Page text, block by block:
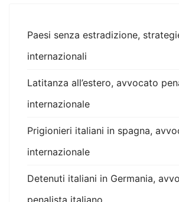
Paesi senza estradizione,
internazionali
Latitanza all’estero, avvocato
internazionale
Prigionieri italiani in spagna,
internazionale
Detenuti italiani in Germania,
penalista italiano